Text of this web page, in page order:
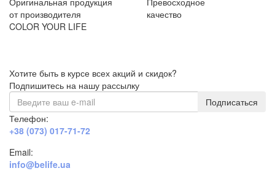
от производителя
качество
COLOR YOUR LIFE
Хотите быть в курсе всех акций и скидок?
Подпишитесь на нашу рассылку
Подписаться
Телефон:
+38 (073) 017-71-72
Email:
info@belife.ua